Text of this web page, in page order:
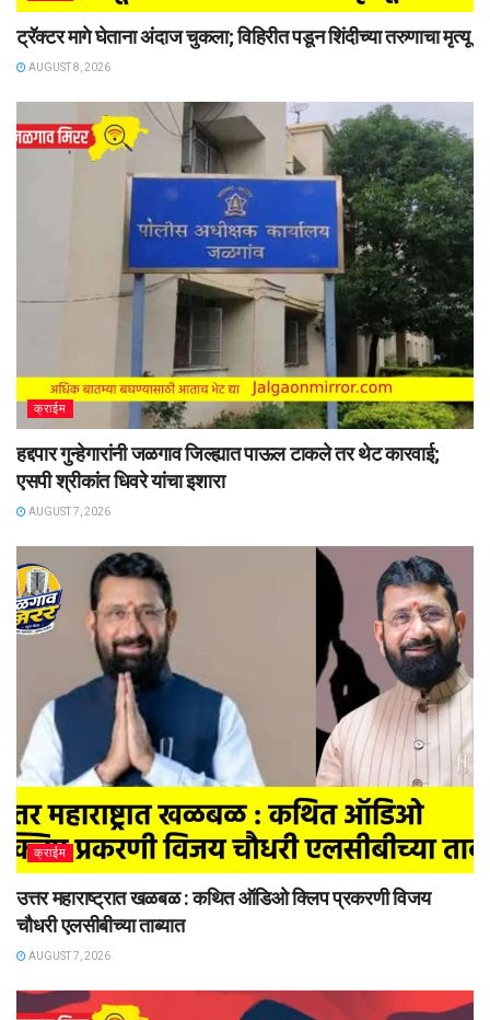
ट्रॅक्टर मागे घेताना अंदाज चुकला; विहिरीत पडून शिंदीच्या तरुणाचा मृत्यू
AUGUST 8, 2026
क्राईम
हद्दपार गुन्हेगारांनी जळगाव जिल्ह्यात पाऊल टाकले तर थेट कारवाई;
एसपी श्रीकांत धिवरे यांचा इशारा
AUGUST 7, 2026
क्राईम
उत्तर महाराष्ट्रात खळबळ : कथित ऑडिओ क्लिप प्रकरणी विजय
चौधरी एलसीबीच्या ताब्यात
AUGUST 7, 2026